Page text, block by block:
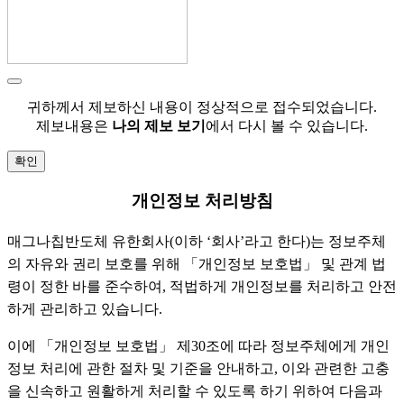
귀하께서 제보하신 내용이 정상적으로 접수되었습니다.
제보내용은 나의 제보 보기 에서 다시 볼 수 있습니다.
확인
개인정보 처리방침
매그나칩반도체 유한회사(이하 ‘회사’라고 한다)는 정보주체
의 자유와 권리 보호를 위해 「개인정보 보호법」 및 관계 법
령이 정한 바를 준수하여, 적법하게 개인정보를 처리하고 안전
하게 관리하고 있습니다.
이에 「개인정보 보호법」 제30조에 따라 정보주체에게 개인
정보 처리에 관한 절차 및 기준을 안내하고, 이와 관련한 고충
을 신속하고 원활하게 처리할 수 있도록 하기 위하여 다음과